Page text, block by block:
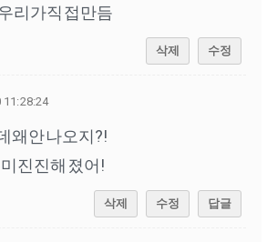
리가직접만듬
삭제 수정
11:28:24
왜안나오지?!
진진해졌어!
삭제 수정 답글